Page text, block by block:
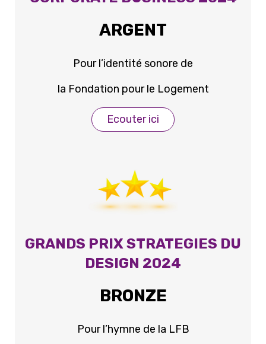
ARGENT
Pour l’identité sonore de
la Fondation pour le Logement
Ecouter ici
GRANDS PRIX STRATEGIES DU
DESIGN 2024
BRONZE
Pour l’hymne de la LFB